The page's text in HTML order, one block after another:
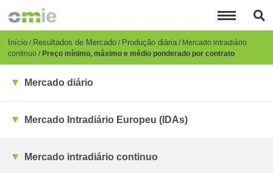
para
conteúdo
principal
Breadcrumb
Início Resultados de Mercado Produção diária Mercado intradiário
continuo Preço mínimo, máximo e médio ponderado por contrato
Mercado diário
Mercado Intradiário Europeu (IDAs)
Mercado intradiário continuo